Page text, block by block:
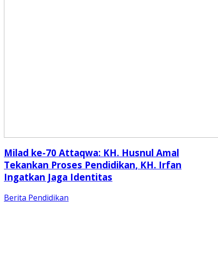
Milad ke-70 Attaqwa: KH. Husnul Amal
Tekankan Proses Pendidikan, KH. Irfan
Ingatkan Jaga Identitas
Berita Pendidikan